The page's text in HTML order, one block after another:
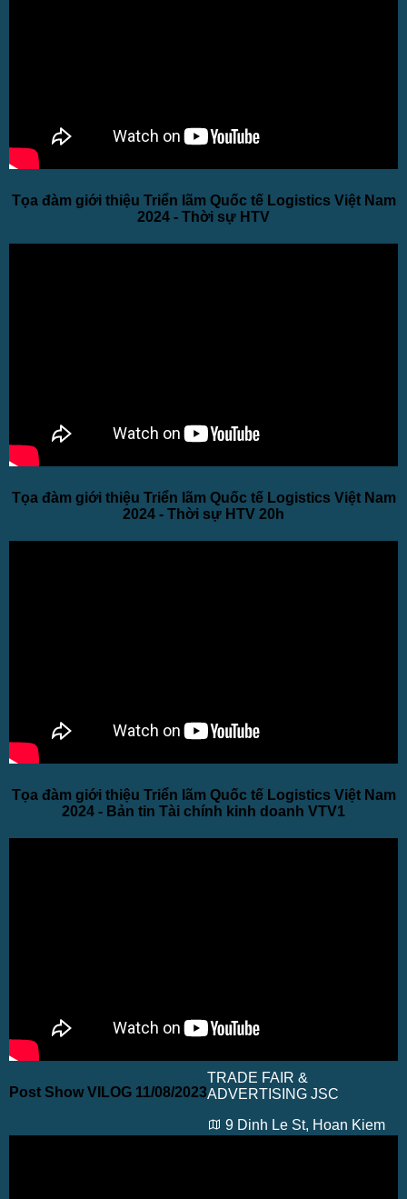
Tọa đàm giới thiệu Triển lãm Quốc tế Logistics Việt Nam
2024 - Thời sự HTV
Tọa đàm giới thiệu Triển lãm Quốc tế Logistics Việt Nam
2024 - Thời sự HTV 20h
Tọa đàm giới thiệu Triển lãm Quốc tế Logistics Việt Nam
2024 - Bản tin Tài chính kinh doanh VTV1
Post Show VILOG 11/08/2023
TRADE FAIR &
ADVERTISING JSC
9 Dinh Le St, Hoan Kiem